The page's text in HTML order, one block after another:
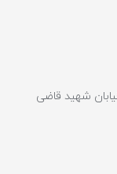
شهید قاضی